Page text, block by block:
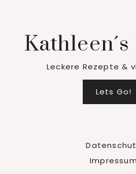
Leckere Rezepte &
Lets Go!
Impressum